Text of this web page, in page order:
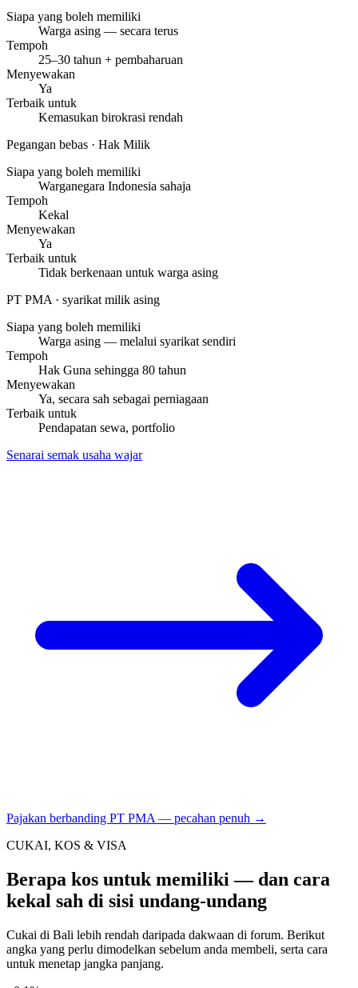
Siapa yang boleh memiliki
Warga asing — secara terus
Tempoh
25–30 tahun + pembaharuan
Menyewakan
Ya
Terbaik untuk
Kemasukan birokrasi rendah
Pegangan bebas · Hak Milik
Siapa yang boleh memiliki
Warganegara Indonesia sahaja
Tempoh
Kekal
Menyewakan
Ya
Terbaik untuk
Tidak berkenaan untuk warga asing
PT PMA · syarikat milik asing
Siapa yang boleh memiliki
Warga asing — melalui syarikat sendiri
Tempoh
Hak Guna sehingga 80 tahun
Menyewakan
Ya, secara sah sebagai perniagaan
Terbaik untuk
Pendapatan sewa, portfolio
Senarai semak usaha wajar
Pajakan berbanding PT PMA — pecahan penuh →
CUKAI, KOS & VISA
Berapa kos untuk memiliki — dan cara
kekal sah di sisi undang-undang
Cukai di Bali lebih rendah daripada dakwaan di forum. Berikut
angka yang perlu dimodelkan sebelum anda membeli, serta cara
untuk menetap jangka panjang.